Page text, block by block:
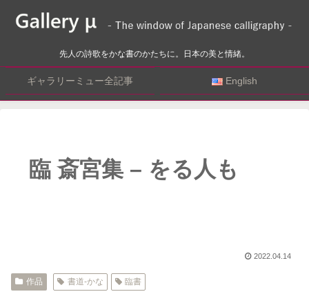
先人の詩歌をかな書のかたちに。日本の美と情緒。
ギャラリーミュー全記事 English
臨 斎宮集 – をる人も
2022.04.14
作品 書道-かな 臨書